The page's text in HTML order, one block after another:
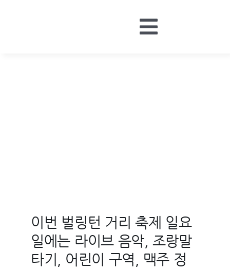
Toggle
이번 벌링턴 거리 축제 일요
일에는 라이브 음악, 조랑말
타기, 어린이 구역, 맥주 정